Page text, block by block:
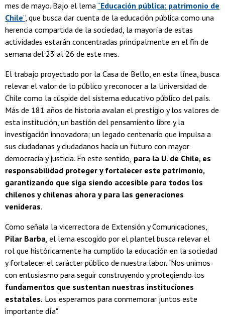
mes de mayo. Bajo el lema“Educación pública: patrimonio de
Chile”, que busca dar cuenta de la educación pública como una
herencia compartida de la sociedad, la mayoría de estas
actividades estarán concentradas principalmente en el fin de
semana del 23 al 26 de este mes.
El trabajo proyectado por la Casa de Bello, en esta línea, busca
relevar el valor de lo público y reconocer a la Universidad de
Chile como la cúspide del sistema educativo público del país.
Más de 181 años de historia avalan el prestigio y los valores de
esta institución, un bastión del pensamiento libre y la
investigación innovadora; un legado centenario que impulsa a
sus ciudadanas y ciudadanos hacia un futuro con mayor
democracia y justicia. En este sentido, para la U. de Chile, es
responsabilidad proteger y fortalecer este patrimonio,
garantizando que siga siendo accesible para todos los
chilenos y chilenas ahora y para las generaciones
venideras.
Como señala la vicerrectora de Extensión y Comunicaciones,
Pilar Barba, el lema escogido por el plantel busca relevar el
rol que históricamente ha cumplido la educación en la sociedad
y fortalecer el carácter público de nuestra labor. "Nos unimos
con entusiasmo para seguir construyendo y protegiendo los
fundamentos que sustentan nuestras instituciones
estatales. Los esperamos para conmemorar juntos este
importante día".